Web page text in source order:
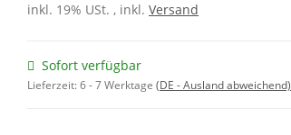
inkl. 19% USt. , inkl. Versand
Sofort verfügbar
Lieferzeit:6 - 7 Werktage (DE - Ausland abweichend)